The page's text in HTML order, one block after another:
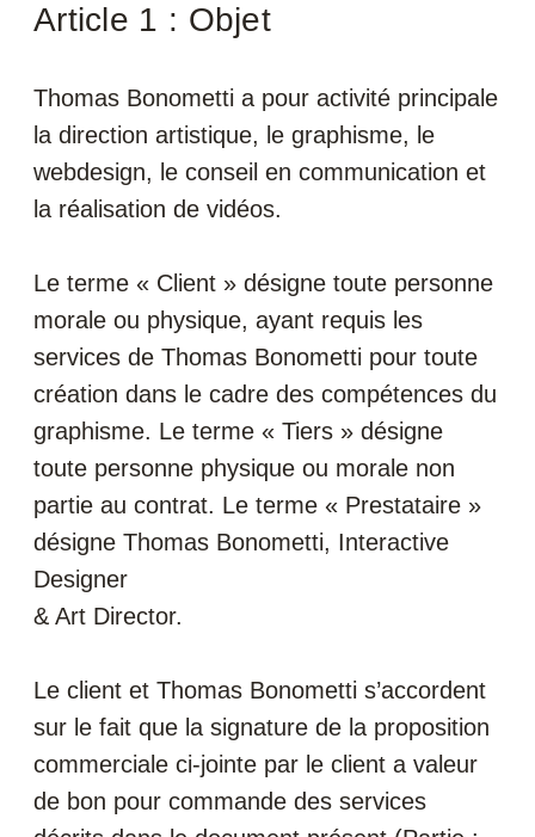
Article 1 : Objet
Thomas Bonometti a pour activité principale
la direction artistique, le graphisme, le
webdesign, le conseil en communication et
la réalisation de vidéos.
Le terme « Client » désigne toute personne
morale ou physique, ayant requis les
services de Thomas Bonometti pour toute
création dans le cadre des compétences du
graphisme. Le terme « Tiers » désigne
toute personne physique ou morale non
partie au contrat. Le terme « Prestataire »
désigne Thomas Bonometti, Interactive
Designer
& Art Director.
Le client et Thomas Bonometti s’accordent
sur le fait que la signature de la proposition
commerciale ci-jointe par le client a valeur
de bon pour commande des services